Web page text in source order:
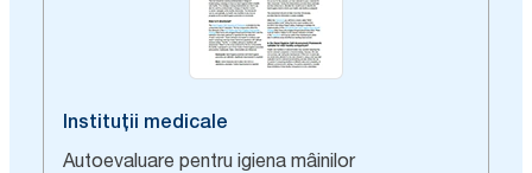
Instituții medicale
Autoevaluare pentru igiena mâinilor